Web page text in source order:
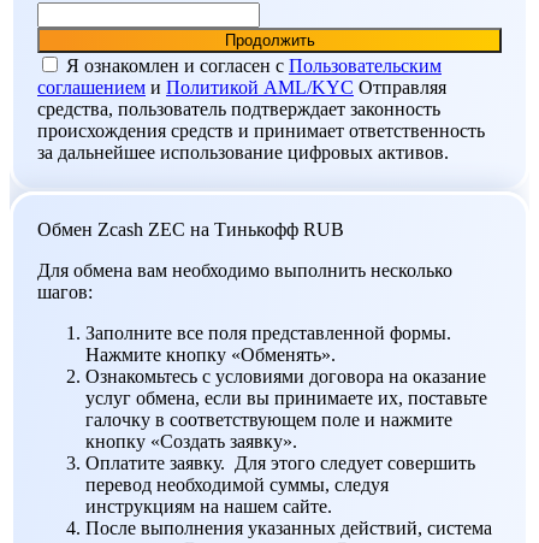
Я ознакомлен и согласен c Пользовательским
соглашением и Политикой AML/KYC Отправляя
средства, пользователь подтверждает законность
происхождения средств и принимает ответственность
за дальнейшее использование цифровых активов.
Обмен Zcash ZEC на Тинькофф RUB
Для обмена вам необходимо выполнить несколько
шагов:
Заполните все поля представленной формы.
Нажмите кнопку «Обменять».
Ознакомьтесь с условиями договора на оказание
услуг обмена, если вы принимаете их, поставьте
галочку в соответствующем поле и нажмите
кнопку «Создать заявку».
Оплатите заявку. Для этого следует совершить
перевод необходимой суммы, следуя
инструкциям на нашем сайте.
После выполнения указанных действий, система